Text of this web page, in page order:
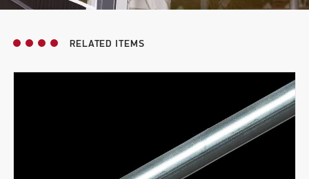
RELATED ITEMS